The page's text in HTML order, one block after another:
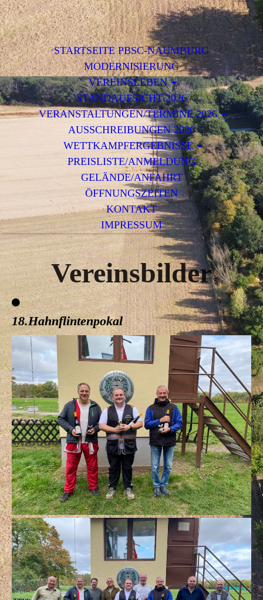
STARTSEITE PBSC-NAUMBURG
MODERNISIERUNG
VEREINSLEBEN
STANDAUFSICHT 2026
VERANSTALTUNGEN/TERMINE 2026
AUSSCHREIBUNGEN 2026
WETTKAMPFERGEBNISSE
PREISLISTE/ANMELDUNG
GELÄNDE/ANFAHRT
ÖFFNUNGSZEITEN
KONTAKT
IMPRESSUM
Vereinsbilder
18.Hahnflintenpokal